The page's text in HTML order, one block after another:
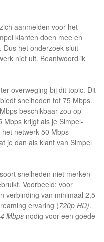
aanmelden voor het
klanten doen mee en
Dus het onderzoek sluit
niet uit. Beantwoord ik
overweging bij dit topic. Dit
snelheden tot 75 Mbps.
beschikbaar zou op
Mbps krijgt als je Simpel-
netwerk 50 Mbps
je dan als klant van Simpel
snelheden niet merken
Voorbeeld: voor
verbinding van minimaal 2,5
ervaring (720p HD).
Mbps nodig voor een goede